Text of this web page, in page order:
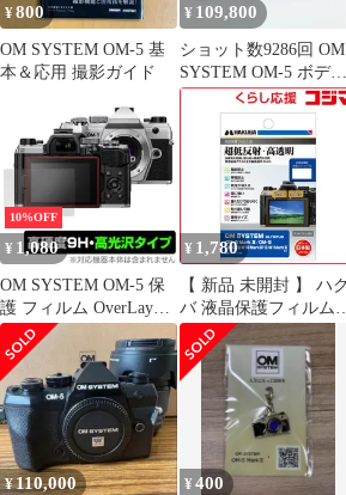
¥800
OM SYSTEM OM-5 基
本＆応用 撮影ガイド
¥ 109,800
ショット数9286回 OM
SYSTEM OM-5 ボディ
ー ブラック #5213
10%OFF
¥ 1,080
OM SYSTEM OM-5 保
護 フィルム OverLay
9H Brilliant for オリン
パス OM SYSTEM OM5
9H 高硬度 透明 高光沢
ミラーレス一眼カメラ
¥ 1,780
【 新品 未開封 】 ハク
バ 液晶保護フィルム
(OM SYSTEM OM-5
Mark II/OM-
5/OLYMPUS OM-D E-
M10 Mark IV/E-M1
Mark III 専用) DGF3-
OOM5M2 未使用 送料
無料
¥110,000 ¥400